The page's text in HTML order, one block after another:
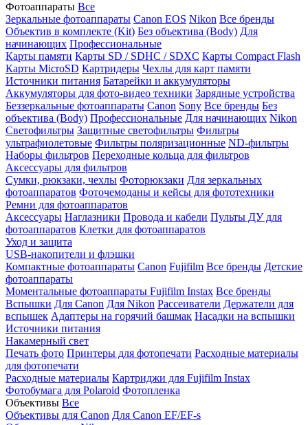
Фотоаппараты Все
Зеркальные фотоаппараты Canon EOS Nikon Все бренды
Объектив в комплекте (Kit) Без объектива (Body) Для
начинающих Профессиональные
Карты памяти Карты SD / SDHC / SDXC Карты Compact Flash
Карты MicroSD Картридеры Чехлы для карт памяти
Источники питания Батарейки и аккумуляторы
Аккумуляторы для фото-видео техники Зарядные устройства
Беззеркальные фотоаппараты Canon Sony Все бренды Без
объектива (Body) Профессиональные Для начинающих Nikon
Светофильтры Защитные светофильтры Фильтры
ультрафиолетовые Фильтры поляризационные ND-фильтры
Наборы фильтров Переходные кольца для фильтров
Аксессуары для фильтров
Сумки, рюкзаки, чехлы Фоторюкзаки Для зеркальных
фотоаппаратов Фоточемоданы и кейсы для фототехники
Ремни для фотоаппаратов
Аксессуары Наглазники Провода и кабели Пульты ДУ для
фотоаппаратов Клетки для фотоаппаратов
Уход и защита
USB-накопители и флэшки
Компактные фотоаппараты Canon Fujifilm Все бренды Детские
фотоаппараты
Моментальные фотоаппараты Fujifilm Instax Все бренды
Вспышки Для Canon Для Nikon Рассеиватели Держатели для
вспышек Адаптеры на горячий башмак Насадки на вспышки
Источники питания
Накамерный свет
Печать фото Принтеры для фотопечати Расходные материалы
для фотопечати
Расходные материалы Картриджи для Fujifilm Instax
Фотобумага для Polaroid Фотопленка
Объективы Все
Объективы для Canon Для Canon EF/EF-s